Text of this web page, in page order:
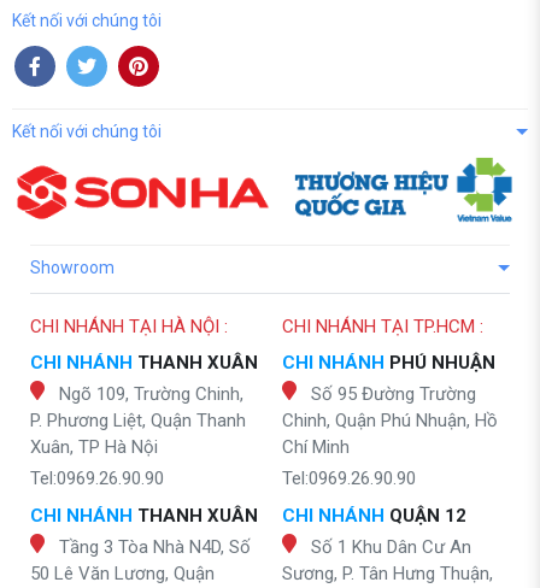
Kết nối với chúng tôi
Kết nối với chúng tôi
Showroom
CHI NHÁNH TẠI HÀ NỘI :
CHI NHÁNH THANH XUÂN
Ngõ 109, Trường Chinh,
P. Phương Liệt, Quận Thanh
Xuân, TP Hà Nội
Tel:0969.26.90.90
CHI NHÁNH THANH XUÂN
Tầng 3 Tòa Nhà N4D, Số
50 Lê Văn Lương, Quận
CHI NHÁNH TẠI TP.HCM :
CHI NHÁNH PHÚ NHUẬN
Số 95 Đường Trường
Chinh, Quận Phú Nhuận, Hồ
Chí Minh
Tel:0969.26.90.90
CHI NHÁNH QUẬN 12
Số 1 Khu Dân Cư An
Sương, P. Tân Hưng Thuận,